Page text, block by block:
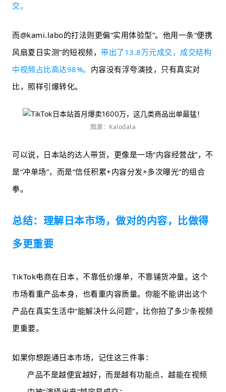
交。
而@kami.labo的打法则更偏“实用体验型”。他用一条“便携
风扇夏日实测”的短视频， 带出了13.8万元成交，成交结构
中视频占比高达98%。 内容没有浮夸演技，只有真实对
比，照样引爆转化。
图源：Kalodata
可以说，日本站的达人带货，更像是一场“内容经营战”，不
是“冲单场”，而是“信任积累+内容分发+多次曝光”的组合
拳。
总结：理解日本市场，做对的内容，比做得
多更重要
TikTok电商在日本，不靠低价爆单，不靠铺货冲量。这个
市场看重产品本身，也看重内容质量。你能不能讲出这个
产品在真实生活中“能解决什么问题”，比你拍了多少条视频
更重要。
如果你想跑通日本市场，记住这三件事：
产品不是越便宜越好，而是越有功能点、越能在视频